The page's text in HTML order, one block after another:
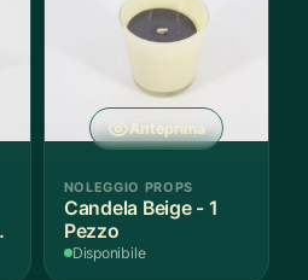
Anteprima
NOLEGGIO PROPS
Candela Beige - 1
Pezzo
Disponibile